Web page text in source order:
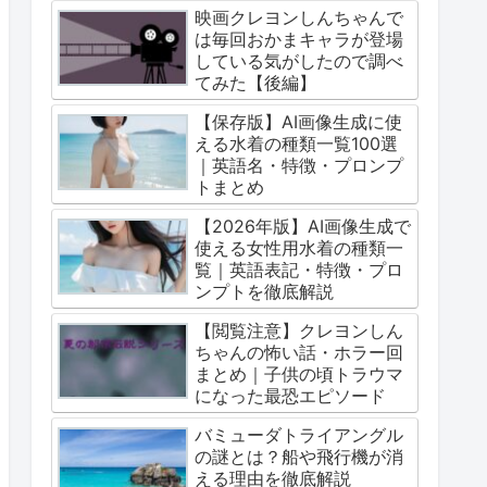
映画クレヨンしんちゃんで
は毎回おかまキャラが登場
している気がしたので調べ
てみた【後編】
【保存版】AI画像生成に使
える水着の種類一覧100選
｜英語名・特徴・プロンプ
トまとめ
【2026年版】AI画像生成で
使える女性用水着の種類一
覧｜英語表記・特徴・プロ
ンプトを徹底解説
【閲覧注意】クレヨンしん
ちゃんの怖い話・ホラー回
まとめ｜子供の頃トラウマ
になった最恐エピソード
バミューダトライアングル
の謎とは？船や飛行機が消
える理由を徹底解説